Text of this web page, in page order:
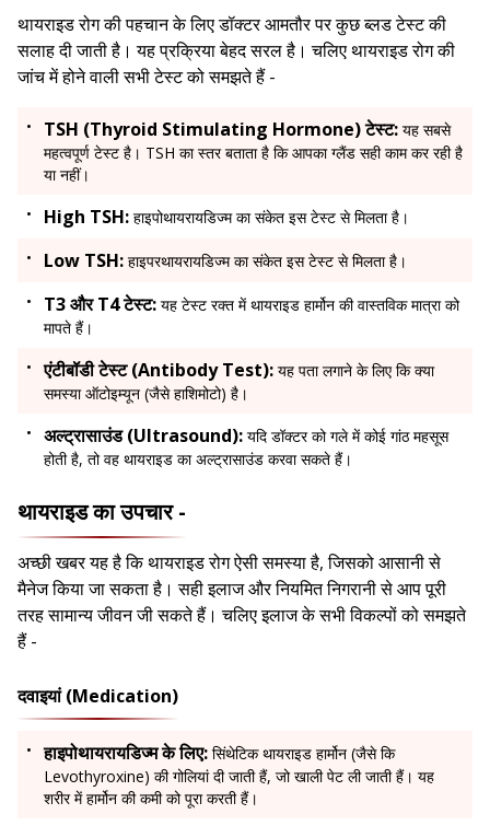
थायराइड रोग की पहचान के लिए डॉक्टर आमतौर पर कुछ ब्लड टेस्ट की
सलाह दी जाती है। यह प्रक्रिया बेहद सरल है। चलिए थायराइड रोग की
जांच में होने वाली सभी टेस्ट को समझते हैं -
TSH (Thyroid Stimulating Hormone) टेस्ट: यह सबसे
महत्वपूर्ण टेस्ट है। TSH का स्तर बताता है कि आपका ग्लैंड सही काम कर रही है
या नहीं।
High TSH: हाइपोथायरायडिज्म का संकेत इस टेस्ट से मिलता है।
Low TSH: हाइपरथायरायडिज्म का संकेत इस टेस्ट से मिलता है।
T3 और T4 टेस्ट: यह टेस्ट रक्त में थायराइड हार्मोन की वास्तविक मात्रा को
मापते हैं।
एंटीबॉडी टेस्ट (Antibody Test): यह पता लगाने के लिए कि क्या
समस्या ऑटोइम्यून (जैसे हाशिमोटो) है।
अल्ट्रासाउंड (Ultrasound): यदि डॉक्टर को गले में कोई गांठ महसूस
होती है, तो वह थायराइड का अल्ट्रासाउंड करवा सकते हैं।
थायराइड का उपचार -
अच्छी खबर यह है कि थायराइड रोग ऐसी समस्या है, जिसको आसानी से
मैनेज किया जा सकता है। सही इलाज और नियमित निगरानी से आप पूरी
तरह सामान्य जीवन जी सकते हैं। चलिए इलाज के सभी विकल्पों को समझते
हैं -
दवाइयां (Medication)
हाइपोथायरायडिज्म के लिए: सिंथेटिक थायराइड हार्मोन (जैसे कि
Levothyroxine) की गोलियां दी जाती हैं, जो खाली पेट ली जाती हैं। यह
शरीर में हार्मोन की कमी को पूरा करती हैं।